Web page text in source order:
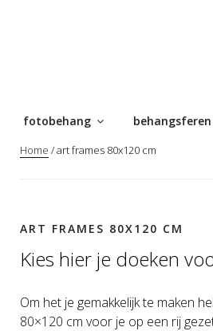
fotobehang behangsferen
Home / art frames 80x120 cm
ART FRAMES 80X120 CM
Kies hier je doeken
Om het je gemakkelijk te maken
80×120 cm voor je op een rij